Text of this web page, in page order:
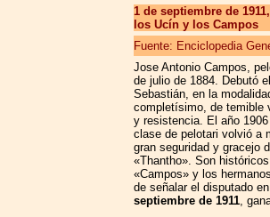
1 de septiembre de
los Ucín y los Campos
Fuente: Enciclopedia
Jose Antonio Campos,
de julio de 1884. Debutó
Sebastián, en la
completísimo, de temible
y resistencia. El año
clase de pelotari volvió a
gran seguridad y gracejo
«Thantho». Son
«Campos» y los
de señalar el disputado
septiembre de 1911,